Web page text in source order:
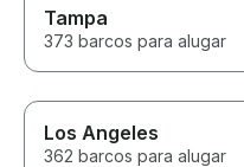
Tampa
373 barcos para alugar
Los Angeles
362 barcos para alugar